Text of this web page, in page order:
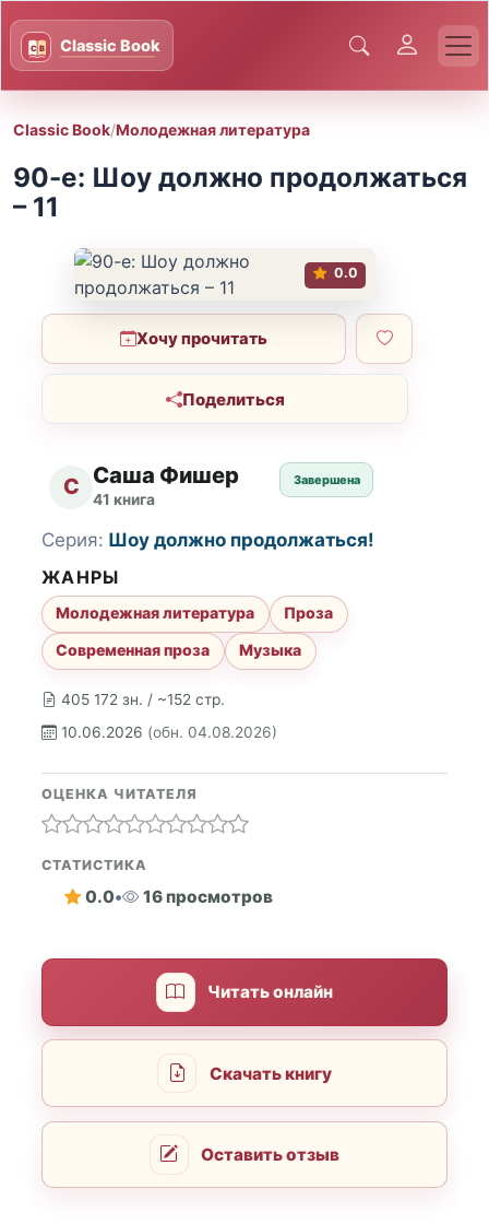
Classic Book/Молодежная литература
90-е: Шоу должно продолжаться
– 11
0.0
Хочу прочитать
Поделиться
С Саша Фишер
41 книга
Завершена
405 172 зн. / ~152 стр.
10.06.2026 (обн. 04.08.2026)
Серия: Шоу должно продолжаться!
ЖАНРЫ
Молодежная литература
Проза
Современная проза
Музыка
ОЦЕНКА ЧИТАТЕЛЯ
СТАТИСТИКА
0.0• 16 просмотров
Читать онлайн
Скачать книгу
Оставить отзыв